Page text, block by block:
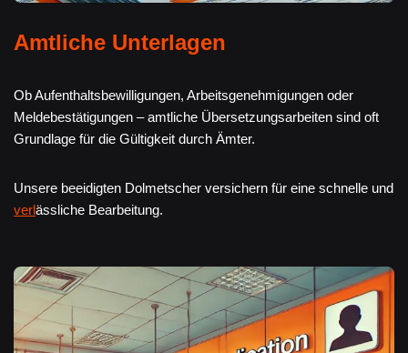
Amtliche Unterlagen
Ob Aufenthaltsbewilligungen, Arbeitsgenehmigungen oder
Meldebestätigungen – amtliche Übersetzungsarbeiten sind oft
Grundlage für die Gültigkeit durch Ämter.
Unsere beeidigten Dolmetscher versichern für eine schnelle und
verlässliche Bearbeitung.